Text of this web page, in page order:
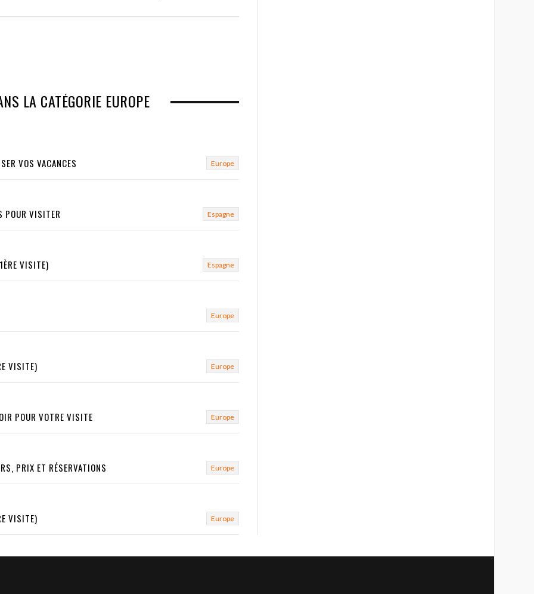
LA CATÉGORIE EUROPE
VOS VACANCES Europe
POUR VISITER Espagne
VISITE) Espagne
Europe
VISITE) Europe
POUR VOTRE VISITE Europe
PRIX ET RÉSERVATIONS Europe
VISITE) Europe